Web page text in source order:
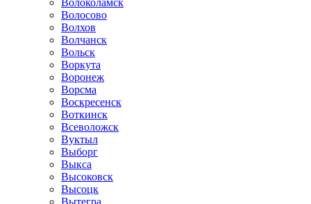
Волоколамск
Волосово
Волхов
Волчанск
Вольск
Воркута
Воронеж
Ворсма
Воскресенск
Воткинск
Всеволожск
Вуктыл
Выборг
Выкса
Высоковск
Высоцк
Вытегра